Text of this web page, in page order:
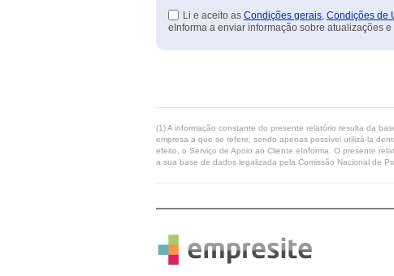
Li e aceito as Condições gerais, Condições de
eInforma a enviar informação sobre atualizações
(1) A informação constante do presente relatório resulta da
empresa a que se refere, sendo apenas possível utilizá-la
efeito, o Serviço de Apoio ao Cliente eInforma. O presente
a sua base de dados legalizada pela Comissão Nacional de